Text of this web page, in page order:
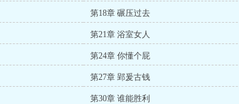
第18章 碾压过去
第21章 浴室女人
第24章 你懂个屁
第27章 郢爰古钱
第30章 谁能胜利